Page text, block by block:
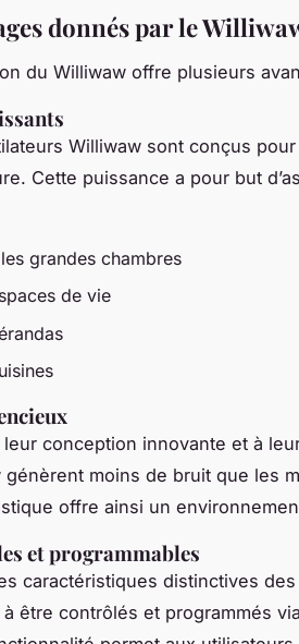
donnés par le
du Williwaw offre plusieurs
Williwaw sont conçus
Cette puissance a pour but
grandes chambres
de vie
leur conception innovante et à
génèrent moins de bruit que les
offre ainsi un
et programmables
caractéristiques distinctives
être contrôlés et programmés